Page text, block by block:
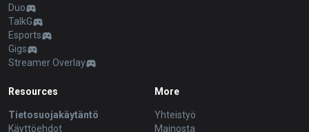
Duo
TalkG
Esports
Gigs
Streamer Overlay
Resources
Tietosuojakäytäntö
Käyttöehdot
More
Yhteistyö
Mainosta